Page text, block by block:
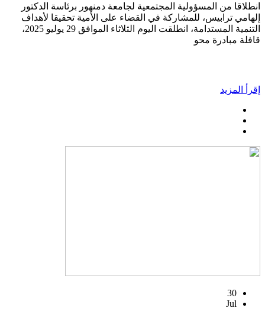
انطلاقا من المسؤولية المجتمعية لجامعة دمنهور برئاسة الدكتور
إلهامي ترابيس، للمشاركة في القضاء على الأمية تحقيقا لأهداف
التنمية المستدامة، انطلقت اليوم الثلاثاء الموافق 29 يوليو 2025،
قافلة مبادرة محو
إقرأ المزيد
30
Jul